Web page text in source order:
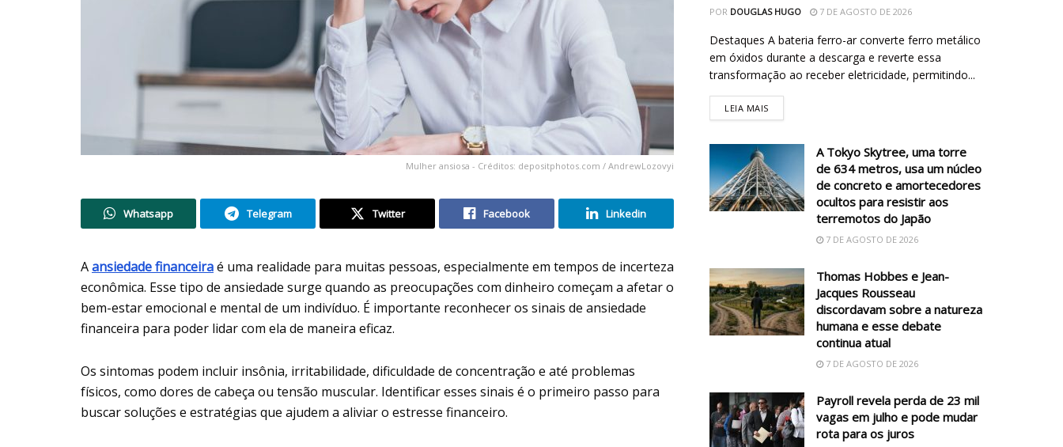
Mulher ansiosa - Créditos: depositphotos.com / AndrewLozovyi
Whatsapp Telegram Twitter Facebook Linkedin
Aansiedade financeiraé uma realidade para muitas pessoas, especialmente em tempos de incerteza
econômica. Esse tipo de ansiedade surge quando as preocupações com dinheiro começam a afetar o
bem-estar emocional e mental de um indivíduo. É importante reconhecer os sinais de ansiedade
financeira para poder lidar com ela de maneira eficaz.
Os sintomas podem incluir insônia, irritabilidade, dificuldade de concentração e até problemas
físicos, como dores de cabeça ou tensão muscular. Identificar esses sinais é o primeiro passo para
buscar soluções e estratégias que ajudem a aliviar o estresse financeiro.
POR DOUGLAS HUGO 7 DE AGOSTO DE 2026
Destaques A bateria ferro-ar converte ferro metálico
em óxidos durante a descarga e reverte essa
transformação ao receber eletricidade, permitindo...
LEIA MAIS
A Tokyo Skytree, uma torre
de 634 metros, usa um núcleo
de concreto e amortecedores
ocultos para resistir aos
terremotos do Japão
7 DE AGOSTO DE 2026
Thomas Hobbes e Jean-
Jacques Rousseau
discordavam sobre a natureza
humana e esse debate
continua atual
7 DE AGOSTO DE 2026
Payroll revela perda de 23 mil
vagas em julho e pode mudar
rota para os juros